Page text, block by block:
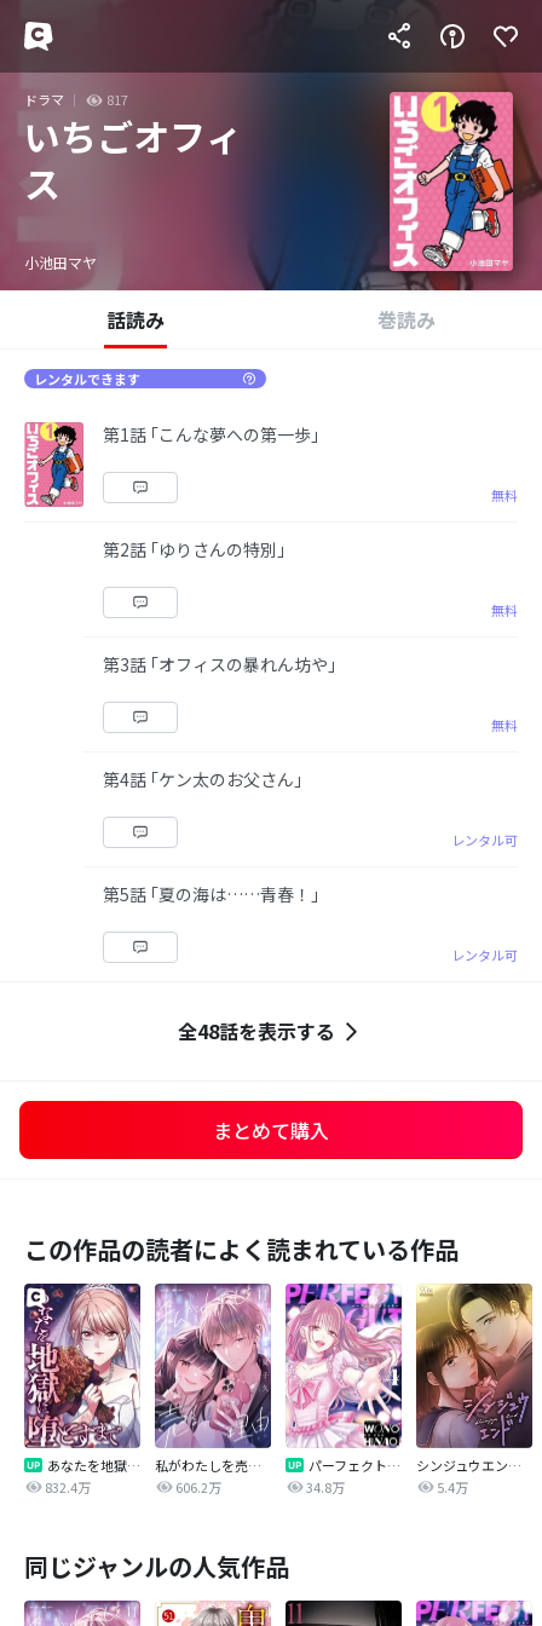
ドラマ 817
いちごオフィ
ス
小池田マヤ
話読み 巻読み
レンタルできます
第1話 ｢こんな夢への第一歩｣
無料
第2話 ｢ゆりさんの特別｣
無料
第3話 ｢オフィスの暴れん坊や｣
無料
第4話 ｢ケン太のお父さん｣
レンタル可
第5話 ｢夏の海は……青春！｣
レンタル可
全48話を表示する
まとめて購入
この作品の読者によく読まれている作品
あなたを地獄に堕とすまで
832.4万
私がわたしを売る理由
606.2万
パーフェクトグリッター
34.8万
シンジュウエンド【タテヨミ】
5.4万
同じジャンルの人気作品